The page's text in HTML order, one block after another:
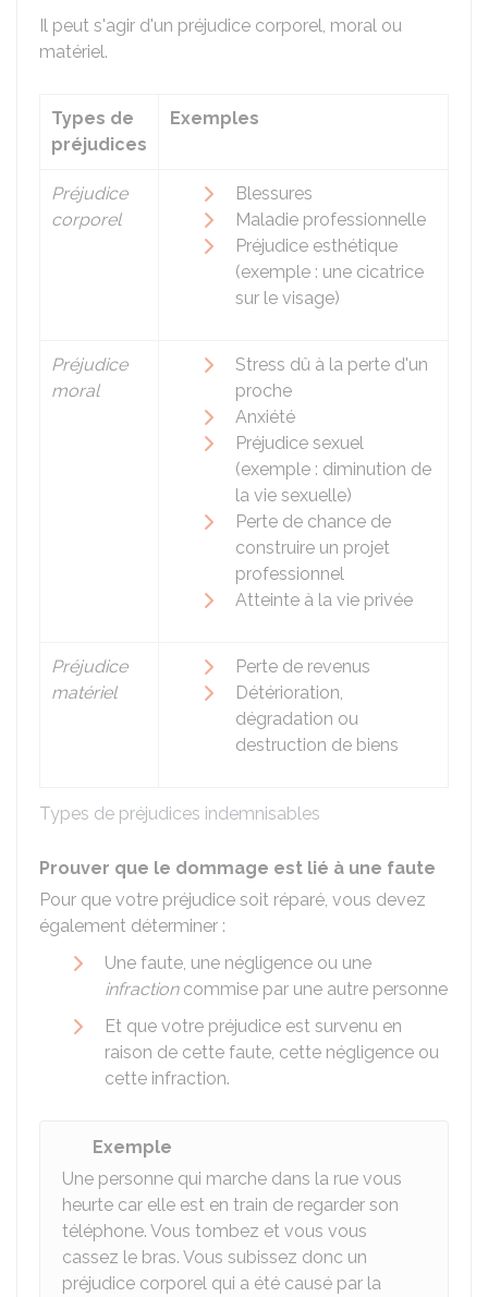
Il peut s'agir d'un préjudice corporel, moral ou
matériel.
Types de préjudices indemnisables
Types de
préjudices
Exemples
Préjudice
corporel
Blessures
Maladie professionnelle
Préjudice esthétique
(exemple : une cicatrice
sur le visage)
Préjudice
moral
Stress dû à la perte d'un
proche
Anxiété
Préjudice sexuel
(exemple : diminution de
la vie sexuelle)
Perte de chance de
construire un projet
professionnel
Atteinte à la vie privée
Préjudice
matériel
Perte de revenus
Détérioration,
dégradation ou
destruction de biens
Prouver que le dommage est lié à une faute
Pour que votre préjudice soit réparé, vous devez
également déterminer :
Une faute, une négligence ou une
infractioncommise par une autre personne
Et que votre préjudice est survenu en
raison de cette faute, cette négligence ou
cette infraction.
Exemple
Une personne qui marche dans la rue vous
heurte car elle est en train de regarder son
téléphone. Vous tombez et vous vous
cassez le bras. Vous subissez donc un
préjudice corporel qui a été causé par la